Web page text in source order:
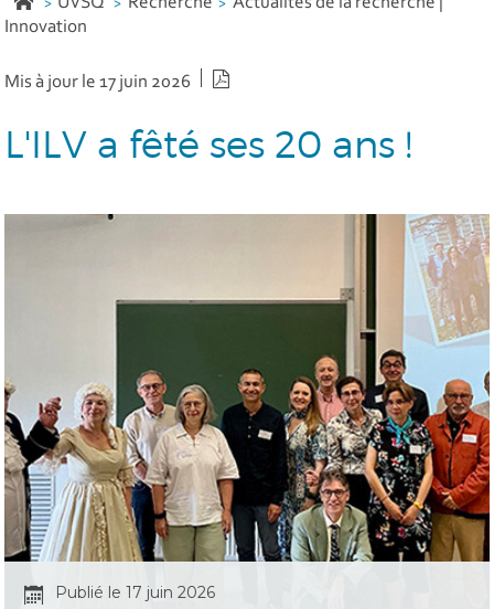
Innovation
Mis à jour le 17 juin 2026
L'ILV a fêté ses 20 ans !
Publié le 17 juin 2026